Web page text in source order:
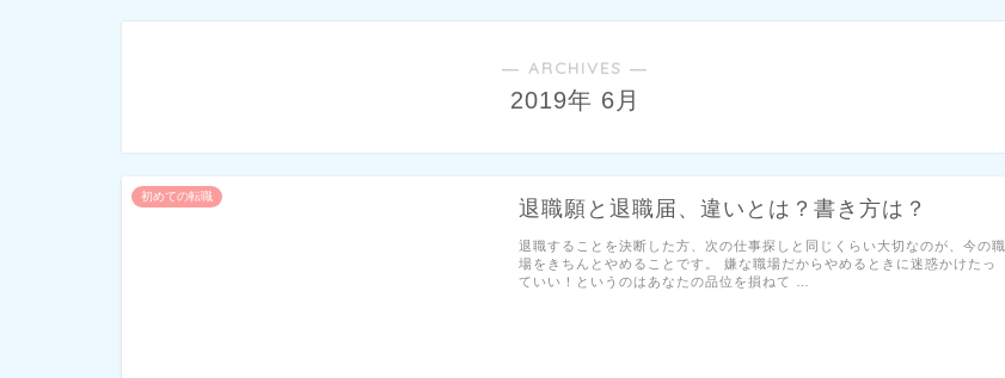
― ARCHIVES ―
2019年 6月
初めての転職
退職願と退職届、違いとは？書き方は？
退職することを決断した方、次の仕事探しと同じくらい大切なのが、今の職
場をきちんとやめることです。 嫌な職場だからやめるときに迷惑かけたっ
ていい！というのはあなたの品位を損ねて …